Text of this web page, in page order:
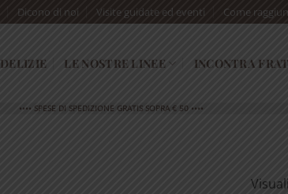
Dicono di noi Visite guidate ed eventi Come
DELIZIE LE NOSTRE LINEE INCONTRA
•••• SPESE DI SPEDIZIONE GRATIS SOPRA € 50 ••••